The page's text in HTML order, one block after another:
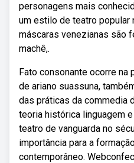
personagens mais
um estilo de teatro popular
máscaras venezianas são
machê,.
Fato consonante ocorre na
de ariano suassuna,
das práticas da commedia
teoria histórica linguagem
teatro de vanguarda no
importância para a
contemporâneo.